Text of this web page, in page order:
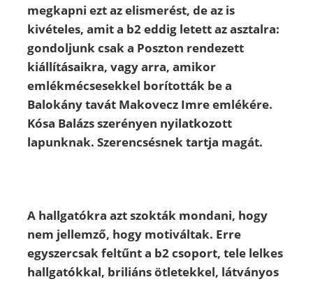
megkapni ezt az elismerést, de az is
kivételes, amit a b2 eddig letett az asztalra:
gondoljunk csak a Poszton rendezett
kiállításaikra, vagy arra, amikor
emlékmécsesekkel borították be a
Balokány tavát Makovecz Imre emlékére.
Kósa Balázs szerényen nyilatkozott
lapunknak. Szerencsésnek tartja magát.
A hallgatókra azt szokták mondani, hogy
nem jellemző, hogy motiváltak. Erre
egyszercsak feltűnt a b2 csoport, tele lelkes
hallgatókkal, briliáns ötletekkel, látványos